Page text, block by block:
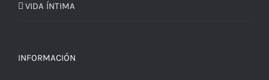
VIDA ÍNTIMA
INFORMACIÓN